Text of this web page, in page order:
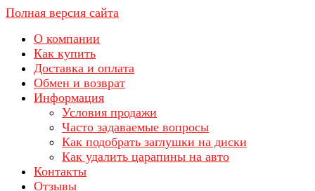
Полная версия сайта
О компании
Как купить
Доставка и оплата
Обмен и возврат
Информация
Условия продажи
Часто задаваемые вопросы
Как подобрать заглушки на диски
Как удалить царапины на авто
Контакты
Отзывы